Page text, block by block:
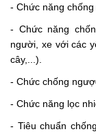
- Chức năng chống
- Chức năng
người, xe với các
cây,...).
- Chức chống
- Chức năng lọc
- Tiêu chuẩn